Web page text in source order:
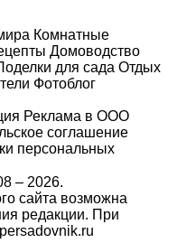
Комнатные
Домоводство
для сада Отдых
Фотоблог
Реклама в ООО
соглашение
персональных
– 2026.
сайта возможна
редакции. При